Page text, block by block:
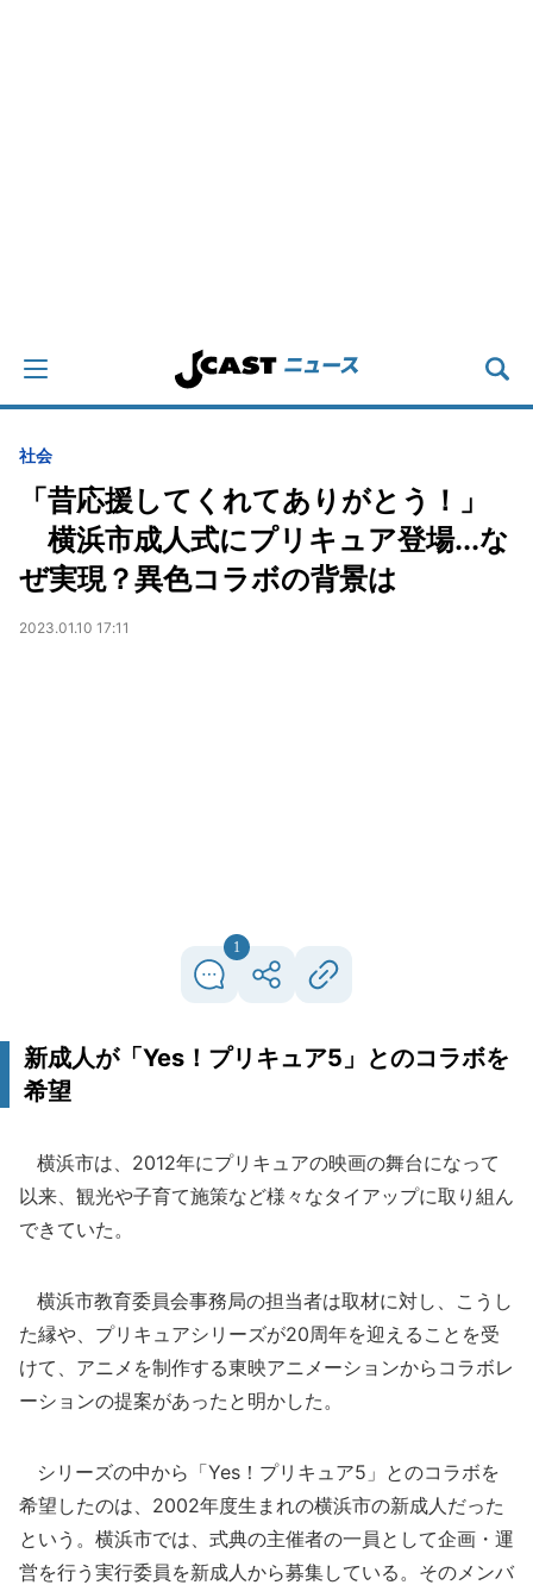
社会
「昔応援してくれてありがとう！」
横浜市成人式にプリキュア登場...な
ぜ実現？異色コラボの背景は
2023.01.10 17:11
1
新成人が「Yes！プリキュア5」とのコラボを
希望
横浜市は、2012年にプリキュアの映画の舞台になって
以来、観光や子育て施策など様々なタイアップに取り組ん
できていた。
横浜市教育委員会事務局の担当者は取材に対し、こうし
た縁や、プリキュアシリーズが20周年を迎えることを受
けて、アニメを制作する東映アニメーションからコラボレ
ーションの提案があったと明かした。
シリーズの中から「Yes！プリキュア5」とのコラボを
希望したのは、2002年度生まれの横浜市の新成人だった
という。横浜市では、式典の主催者の一員として企画・運
営を行う実行委員を新成人から募集している。そのメンバ